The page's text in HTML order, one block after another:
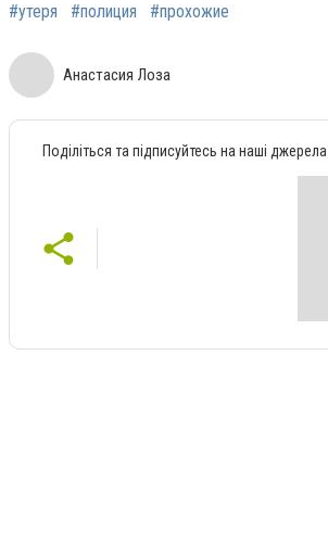
#утеря
#полиция #прохожие
Анастасия Лоза
Поділіться та підписуйтесь на наші джерела